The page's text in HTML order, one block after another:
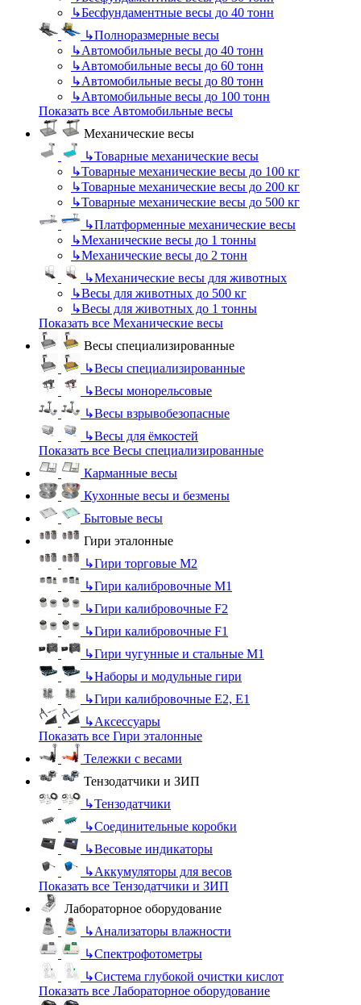
↳Бесфундаментные весы до 40 тонн
↳Полноразмерные весы
↳Автомобильные весы до 40 тонн
↳Автомобильные весы до 60 тонн
↳Автомобильные весы до 80 тонн
↳Автомобильные весы до 100 тонн
Показать все Автомобильные весы
Механические весы
↳Товарные механические весы
↳Товарные механические весы до 100 кг
↳Товарные механические весы до 200 кг
↳Товарные механические весы до 500 кг
↳Платформенные механические весы
↳Механические весы до 1 тонны
↳Механические весы до 2 тонн
↳Механические весы для животных
↳Весы для животных до 500 кг
↳Весы для животных до 1 тонны
Показать все Механические весы
Весы специализированные
↳Весы специализированные
↳Весы монорельсовые
↳Весы взрывобезопасные
↳Весы для ёмкостей
Показать все Весы специализированные
Карманные весы
Кухонные весы и безмены
Бытовые весы
Гири эталонные
↳Гири торговые М2
↳Гири калибровочные М1
↳Гири калибровочные F2
↳Гири калибровочные F1
↳Гири чугунные и стальные М1
↳Наборы и модульные гири
↳Гири калибровочные E2, Е1
↳Аксессуары
Показать все Гири эталонные
Тележки с весами
Тензодатчики и ЗИП
↳Тензодатчики
↳Соединительные коробки
↳Весовые индикаторы
↳Аккумуляторы для весов
Показать все Тензодатчики и ЗИП
Лабораторное оборудование
↳Анализаторы влажности
↳Спектрофотометры
↳Система глубокой очистки кислот
Показать все Лабораторное оборудование